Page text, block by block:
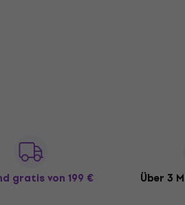
gratisvon 199 € Über 3